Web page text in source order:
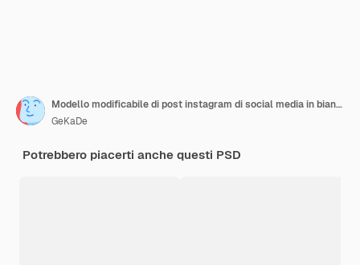
Modello modificabile di post instagram di social media in bianco e nero in stile moda
GeKaDe
Potrebbero piacerti anche questi PSD